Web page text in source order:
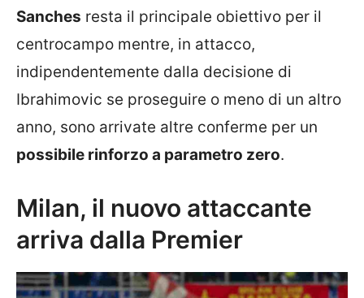
Sanches resta il principale obiettivo per il
centrocampo mentre, in attacco,
indipendentemente dalla decisione di
Ibrahimovic se proseguire o meno di un altro
anno, sono arrivate altre conferme per un
possibile rinforzo a parametro zero.
Milan, il nuovo attaccante
arriva dalla Premier